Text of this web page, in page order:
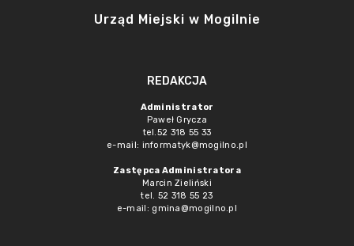
Urząd Miejski w Mogilnie
REDAKCJA
Administrator
Paweł Grycza
tel.52 318 55 33
e-mail: informatyk@mogilno.pl
Zastępca Administratora
Marcin Zieliński
tel. 52 318 55 23
e-mail: gmina@mogilno.pl